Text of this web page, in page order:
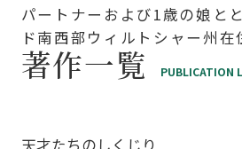
パートナーおよび1歳の娘と
ド南西部ウィルトシャー州在
著作一覧 PUBLICATION
天才たちのしくじり